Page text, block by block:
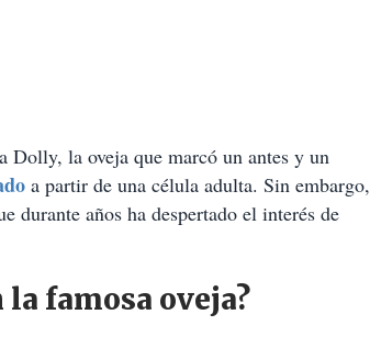
Dolly, la oveja que marcó un antes y un
a partir de una célula adulta. Sin embargo,
durante años ha despertado el interés de
famosa oveja?